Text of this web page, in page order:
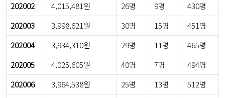
202002
4,015,481원 26명 9명
430명
202003
3,998,621원 30명 15명
451명
202004
3,934,310원 29명 11명
465명
202005
4,025,605원 40명 7명
494명
202006
3,964,538원 25명 13명
512명